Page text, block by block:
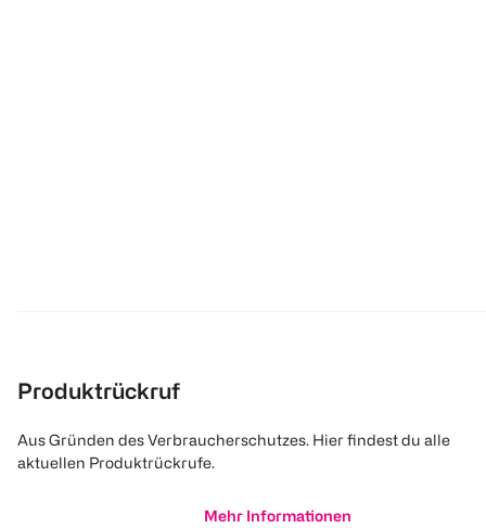
Produktrückruf
Aus Gründen des Verbraucherschutzes. Hier findest du alle
aktuellen Produktrückrufe.
Mehr Informationen